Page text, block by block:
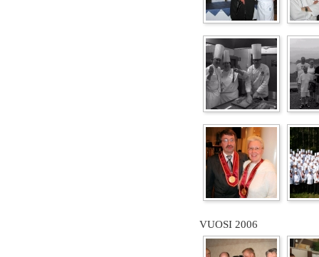
VUOSI 2006